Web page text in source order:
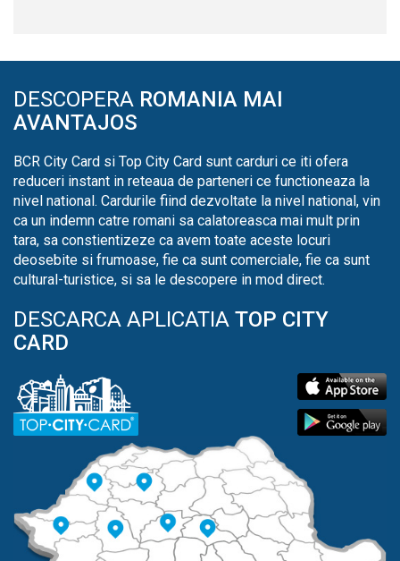
DESCOPERA ROMANIA MAI
AVANTAJOS
BCR City Card si Top City Card sunt carduri ce iti ofera
reduceri instant in reteaua de parteneri ce functioneaza la
nivel national. Cardurile fiind dezvoltate la nivel national, vin
ca un indemn catre romani sa calatoreasca mai mult prin
tara, sa constientizeze ca avem toate aceste locuri
deosebite si frumoase, fie ca sunt comerciale, fie ca sunt
cultural-turistice, si sa le descopere in mod direct.
DESCARCA APLICATIA TOP CITY
CARD